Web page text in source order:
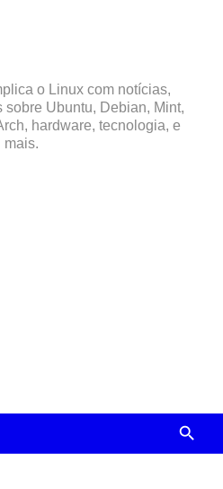
o Linux com notícias,
sobre Ubuntu, Debian, Mint,
hardware, tecnologia, e
mais.